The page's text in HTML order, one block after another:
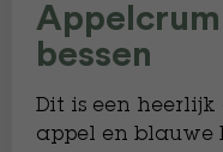
bessen
Dit is een heerlijk
appel en blauwe